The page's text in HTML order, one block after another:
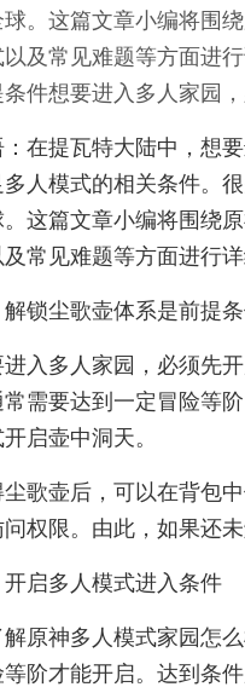
。这篇文章小编将围
及常见难题等方面进
条件想要进入多人家园
：在提瓦特大陆中，想
多人模式的相关条件。
这篇文章小编将围绕
常见难题等方面进行
解锁尘歌壶体系是前提
进入多人家园，必须先
需要达到一定冒险等
启壶中洞天。
尘歌壶后，可以在背包
问权限。由此，如果还
开启多人模式进入条件
原神多人模式家园怎
等阶才能开启。达到条